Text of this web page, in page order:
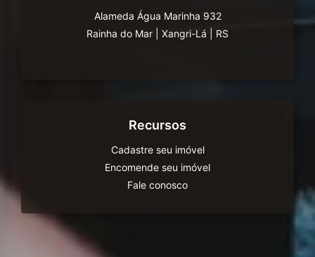
Alameda Água Marinha 932
Rainha do Mar
Xangri-Lá RS
Recursos
Cadastre seu imóvel
Encomende seu imóvel
Fale conosco